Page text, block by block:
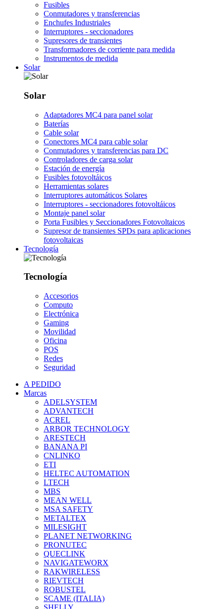
Fusibles
Conmutadores y transferencias
Enchufes Industriales
Interruptores - seccionadores
Supresores de transientes
Transformadores de corriente para medida
Instrumentos de medida
Solar
Solar
Adaptadores MC4 para panel solar
Baterías
Cable solar
Conectores MC4 para cable solar
Conmutadores y transferencias para DC
Controladores de carga solar
Estación de energía
Fusibles fotovoltáicos
Herramientas solares
Interruptores automáticos Solares
Interruptores - seccionadores fotovoltáicos
Montaje panel solar
Porta Fusibles y Seccionadores Fotovoltaicos
Supresor de transientes SPDs para aplicaciones
fotovoltaicas
Tecnología
Tecnología
Accesorios
Computo
Electrónica
Gaming
Movilidad
Oficina
POS
Redes
Seguridad
A PEDIDO
Marcas
ADELSYSTEM
ADVANTECH
ACREL
ARBOR TECHNOLOGY
ARESTECH
BANANA PI
CNLINKO
ETI
HELTEC AUTOMATION
LTECH
MBS
MEAN WELL
MSA SAFETY
METALTEX
MILESIGHT
PLANET NETWORKING
PRONUTEC
QUECLINK
NAVIGATEWORX
RAKWIRELESS
RIEVTECH
ROBUSTEL
SCAME (ITALIA)
SHELLY